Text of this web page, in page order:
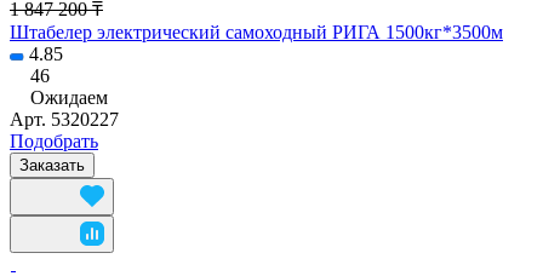
1 847 200 ₸
Штабелер электрический самоходный РИГА 1500кг*3500м
4.85
46
Ожидаем
Арт. 5320227
Подобрать
Заказать